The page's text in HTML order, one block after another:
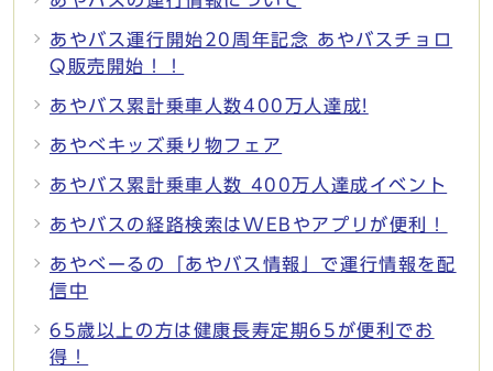
あやバス運行開始20周年記念 あやバスチョロ
Q販売開始！！
あやバス累計乗車人数400万人達成!
あやべキッズ乗り物フェア
あやバス累計乗車人数 400万人達成イベント
あやバスの経路検索はWEBやアプリが便利！
あやべーるの「あやバス情報」で運行情報を配
信中
65歳以上の方は健康長寿定期65が便利でお
得！